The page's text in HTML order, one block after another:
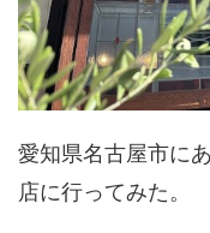
愛知県名古屋市に
店に行ってみた。